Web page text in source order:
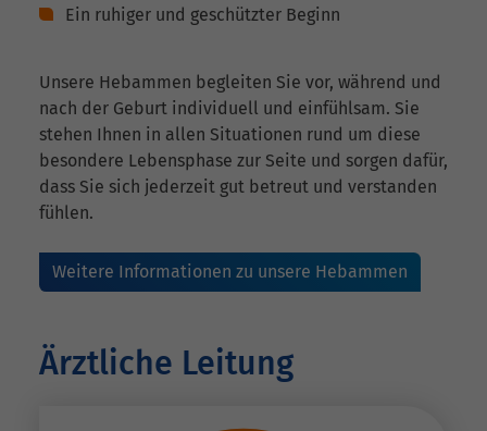
Ein ruhiger und geschützter Beginn
Unsere Hebammen begleiten Sie vor, während und
nach der Geburt individuell und einfühlsam. Sie
stehen Ihnen in allen Situationen rund um diese
besondere Lebensphase zur Seite und sorgen dafür,
dass Sie sich jederzeit gut betreut und verstanden
fühlen.
Weitere Informationen zu unsere Hebammen
Ärztliche Leitung